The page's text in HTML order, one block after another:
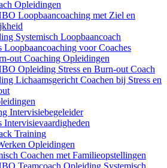
Opleidingen
Loopbaancoaching met Ziel en
Systemisch Loopbaancoach
Loopbaancoaching voor Coaches
out Coaching Opleidingen
Opleiding Stress en Burn-out Coach
Lichaamsgericht Coachen bij Stress en
Intervisiebegeleider
Intervisievaardigheden
Training
Opleidingen
Coachen met Familieopstellingen
Teamcoach Opleiding Systemisch